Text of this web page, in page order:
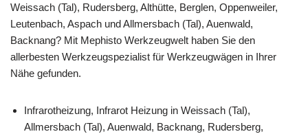
Weissach (Tal), Rudersberg, Althütte, Berglen, Oppenweiler,
Leutenbach, Aspach und Allmersbach (Tal), Auenwald,
Backnang? Mit Mephisto Werkzeugwelt haben Sie den
allerbesten Werkzeugspezialist für Werkzeugwägen in Ihrer
Nähe gefunden.
Infrarotheizung, Infrarot Heizung in Weissach (Tal),
Allmersbach (Tal), Auenwald, Backnang, Rudersberg,